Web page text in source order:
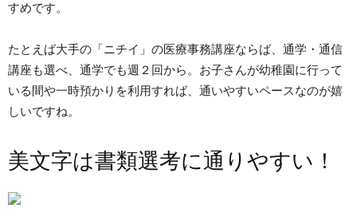
すめです。
たとえば大手の「ニチイ」の医療事務講座ならば、通学・通信
講座も選べ、通学でも週２回から。お子さんが幼稚園に行って
いる間や一時預かりを利用すれば、通いやすいペースなのが嬉
しいですね。
美文字は書類選考に通りやすい！